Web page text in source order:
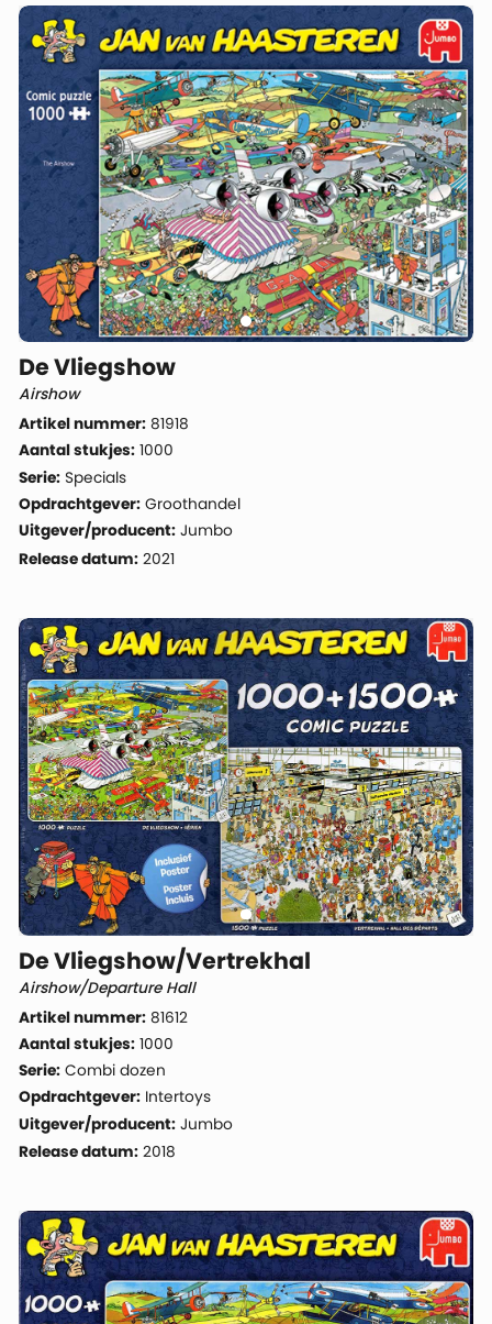
De Vliegshow
Airshow
Artikel nummer: 81918
Aantal stukjes: 1000
Serie: Specials
Opdrachtgever: Groothandel
Uitgever/producent: Jumbo
Release datum: 2021
De Vliegshow/Vertrekhal
Airshow/Departure Hall
Artikel nummer: 81612
Aantal stukjes: 1000
Serie: Combi dozen
Opdrachtgever: Intertoys
Uitgever/producent: Jumbo
Release datum: 2018